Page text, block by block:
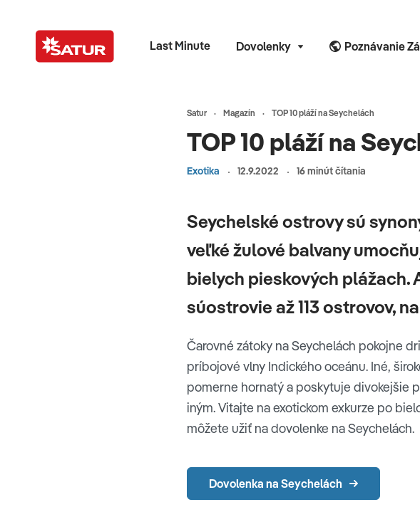
Last Minute Dovolenky Poznávanie
Satur Magazín TOP 10 pláží na Seychelách
TOP 10 pláží na
Exotika 12.9.2022 16 minút čítania
Seychelské ostrovy sú
veľké žulové balvany
bielych pieskových plážach.
súostrovie až 113 ostrovov,
Čarovné zátoky na Seychelách pokojne
príbojové vlny Indického oceánu. Iné,
pomerne hornatý a poskytuje divokejšie
iným. Vitajte na exotickom exkurze po
môžete užiť na dovolenke na Seychelách.
Dovolenka na Seychelách